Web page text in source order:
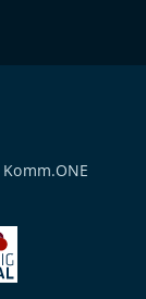
Komm.ONE